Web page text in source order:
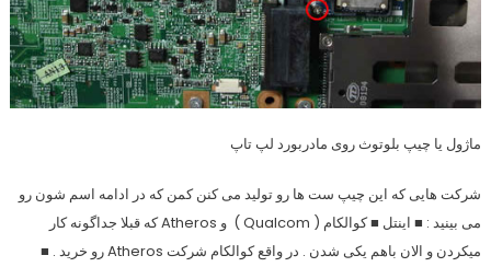
ماژول یا چیپ بلوتوث روی مادربورد لپ تاپ
شرکت هایی که این چیپ ست ها رو تولید می کنن کمن که در ادامه اسم شون رو
می بینید : ■ اینتل ■ کوالکام ( Qualcom ) و Atheros که قبلا جداگونه کار
میکردن و الان باهم یکی شدن . در واقع کوالکام شرکت Atheros رو خرید . ■